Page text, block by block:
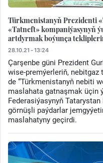
Türkmenistanyň Prezidenti
«Tatneft» kompaniýasynyň
artdyrmak boýunça
28.10.21 - 13:24
Çarşenbe güni Prezident
wise-premýerleriň, nebitgaz
de “Türkmenistanyň nebiti
maslahata gatnaşmak üçin
Federasiýasynyň
görnüşli paýdarlar
maslahatyny geçirdi.